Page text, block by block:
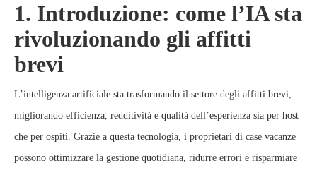
1. Introduzione: come l’IA sta
rivoluzionando gli affitti
brevi
L’intelligenza artificiale sta trasformando il settore degli affitti brevi,
migliorando efficienza, redditività e qualità dell’esperienza sia per host
che per ospiti. Grazie a questa tecnologia, i proprietari di case vacanze
possono ottimizzare la gestione quotidiana, ridurre errori e risparmiare